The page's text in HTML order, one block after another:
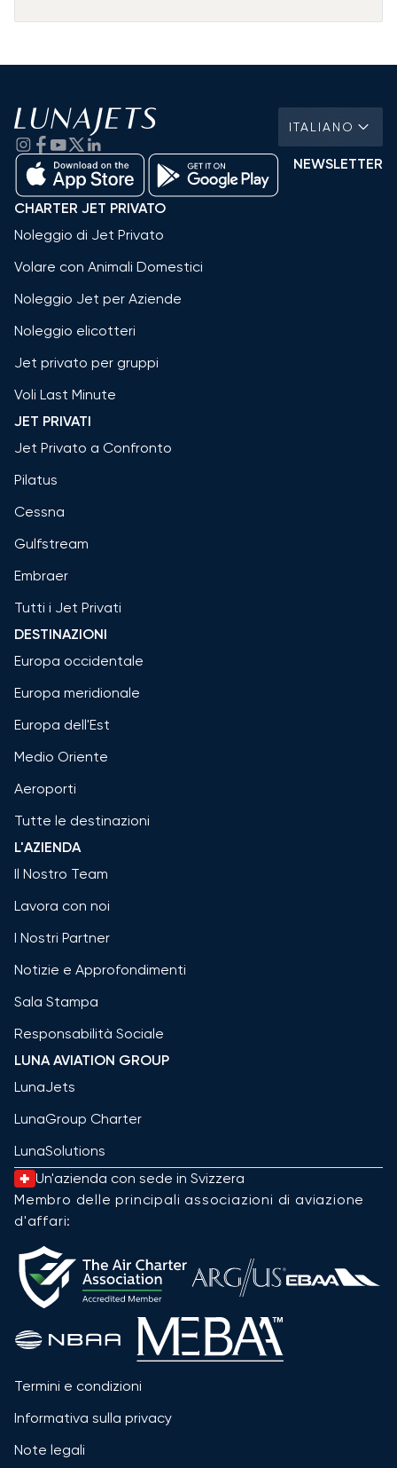
ITALIANO
NEWSLETTER
CHARTER JET PRIVATO
Noleggio di Jet Privato
Volare con Animali Domestici
Noleggio Jet per Aziende
Noleggio elicotteri
Jet privato per gruppi
Voli Last Minute
JET PRIVATI
Jet Privato a Confronto
Pilatus
Cessna
Gulfstream
Embraer
Tutti i Jet Privati
DESTINAZIONI
Europa occidentale
Europa meridionale
Europa dell'Est
Medio Oriente
Aeroporti
Tutte le destinazioni
L'AZIENDA
Il Nostro Team
Lavora con noi
I Nostri Partner
Notizie e Approfondimenti
Sala Stampa
Responsabilità Sociale
LUNA AVIATION GROUP
LunaJets
LunaGroup Charter
LunaSolutions
Un'azienda con sede in Svizzera
Membro delle principali associazioni di aviazione
d'affari:
Termini e condizioni
Informativa sulla privacy
Note legali